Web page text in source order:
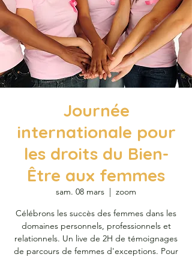
Journée
internationale pour
les droits du Bien-
Être aux femmes
sam. 08 mars
  |
zoom
Célébrons les succès des femmes dans les
domaines personnels, professionnels et
relationnels. Un live de 2H de témoignages
de parcours de femmes d'exceptions. Pour